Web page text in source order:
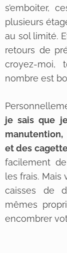
s’emboiter,
plusieurs
au sol limité.
retours de
croyez-moi,
nombre est
je sais que
et des
facilement
les frais.
caisses de
mêmes
encombrer